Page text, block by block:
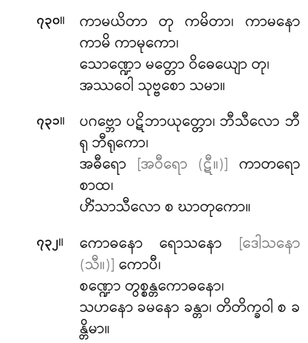
၇၃၀။
ကာမယိတာ တု ကမိတာ၊ ကာမနော
ကာမိ ကာမုကော၊
သောဏ္ဍော မတ္တော ဝိဓေယျော တု၊
အဿဝေါ သုဗ္ဗစော သမာ။
၇၃၁။ ပဂဗ္ဘောပဋိဘာယုတ္တော၊ ဘီသီလော ဘီ
ရု ဘီရုကော၊
အဓီရော [အဝီရော (ဋီ။)] ကာတရော
စာထ၊
ဟိံသာသီလော စ ဃာတုကော။
၇၃၂။ ကောဓနော ရောသနော [ဒေါသနော
(သီ။)]ကောပီ၊
စဏ္ဍော တွစ္စန္တကောဓနော၊
သဟနော ခမနော ခန္တာ၊ တိတိက္ခဝါ စ ခ
န္တိမာ။